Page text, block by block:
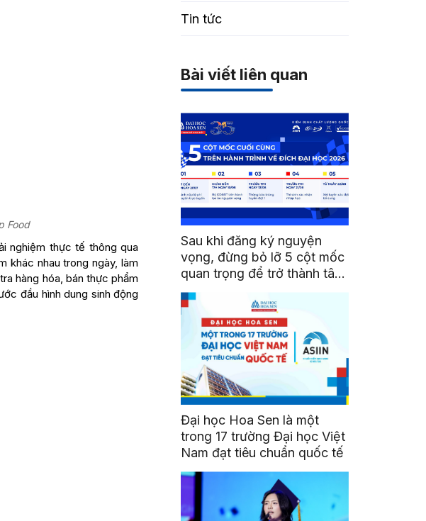
Food
nghiệm thực tế thông qua
khác nhau trong ngày, làm
hàng hóa, bán thực phẩm
đầu hình dung sinh động
Tin tức
Bài viết liên quan
Sau khi đăng ký nguyện
vọng, đừng bỏ lỡ 5 cột mốc
quan trọng để trở thành tân
sinh viên HSU
Đại học Hoa Sen là một
trong 17 trường Đại học Việt
Nam đạt tiêu chuẩn quốc tế